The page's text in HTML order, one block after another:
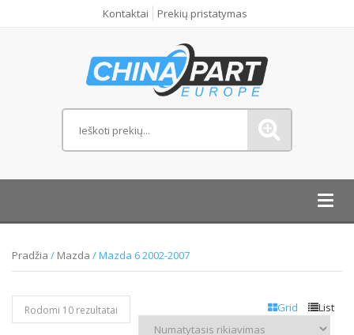
Kontaktai Prekių pristatymas
Pradžia / Mazda / Mazda 6 2002-2007
Grid List
Rodomi 10 rezultatai